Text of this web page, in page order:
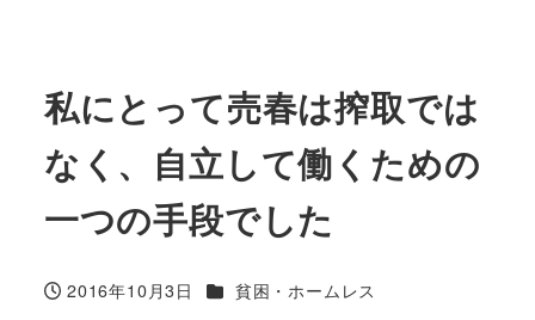
私にとって売春は搾取では
なく、自立して働くための
一つの手段でした
投稿日
2016年10月3日 カテゴリー
貧困・ホームレス